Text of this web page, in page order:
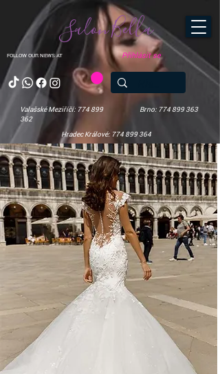
FOLLOW OUR NEWS AT
Salon Bella
Valašské Meziříčí: 774 899
362
Brno: 774 899 363
Hradec Králové: 774 899 364
Přihlásit se